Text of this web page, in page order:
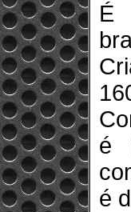
É
é
é